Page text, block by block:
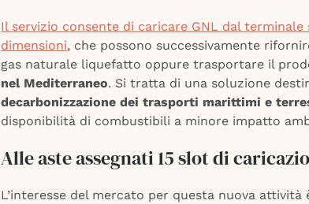
Il servizio consente di caricare GNL dal
dimensioni, che possono successivamente
gas naturale liquefatto oppure trasportare il
nel Mediterraneo. Si tratta di una soluzione
decarbonizzazione dei trasporti marittimi e
disponibilità di combustibili a minore impatto
Alle aste assegnati 15 slot di
L’interesse del mercato per questa nuova attività